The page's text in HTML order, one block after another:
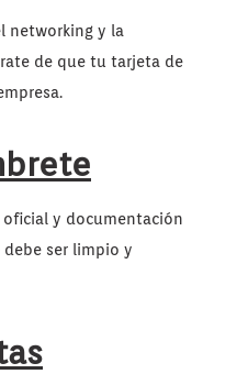
networking y la
de que tu tarjeta de
oficial y documentación
ser limpio y